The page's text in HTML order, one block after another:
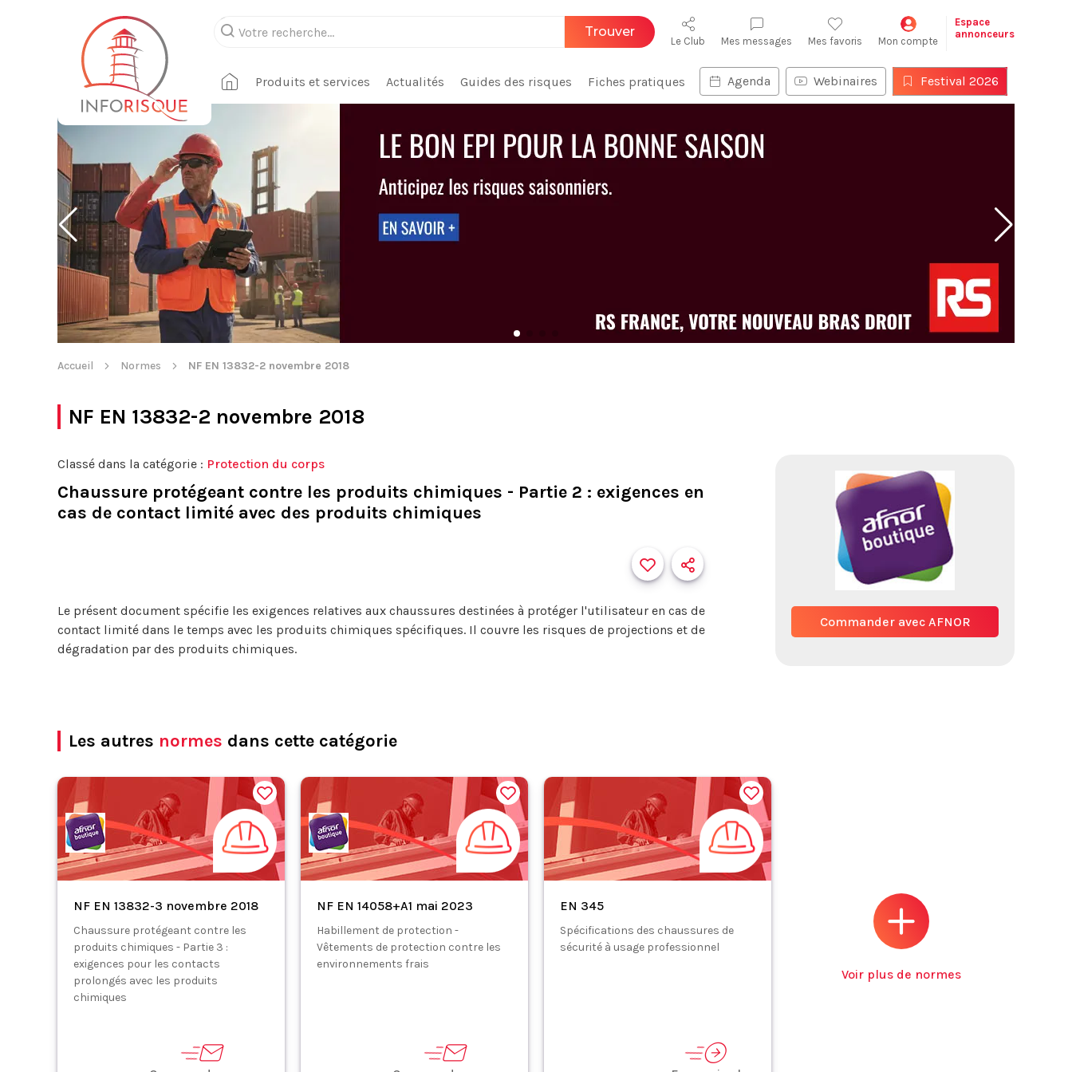
Trouver
Le Club Mes messages Mes favoris Mon compte
Espace
annonceurs
Produits et services Actualités Guides des risques Fiches pratiques Agenda Webinaires Festival 2026
Accueil Normes NF EN 13832-2 novembre 2018
NF EN 13832-2 novembre 2018
Classé dans la catégorie : Protection du corps
Chaussure protégeant contre les produits chimiques - Partie 2 : exigences en
cas de contact limité avec des produits chimiques
Le présent document spécifie les exigences relatives aux chaussures destinées à protéger l'utilisateur en cas de
contact limité dans le temps avec les produits chimiques spécifiques. Il couvre les risques de projections et de
dégradation par des produits chimiques.
Commander avec AFNOR
Les autres normes dans cette catégorie
NF EN 13832-3 novembre 2018
Chaussure protégeant contre les
produits chimiques - Partie 3 :
exigences pour les contacts
prolongés avec les produits
chimiques
NF EN 14058+A1 mai 2023
Habillement de protection -
Vêtements de protection contre les
environnements frais
EN 345
Spécifications des chaussures de
sécurité à usage professionnel
Voir plus de normes